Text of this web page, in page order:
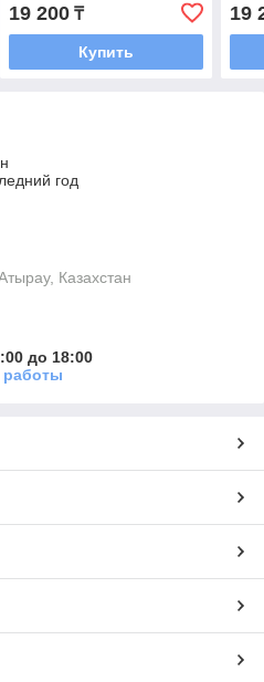
19 200₸
Купить
19
год
Казахстан
до 18:00
работы